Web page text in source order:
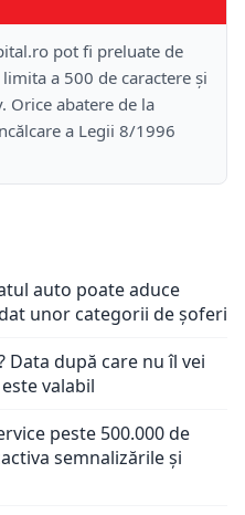
pot fi preluate de
a 500 de caractere și
Orice abatere de la
a Legii 8/1996
auto poate aduce
unor categorii de șoferi
Data după care nu îl vei
valabil
peste 500.000 de
semnalizările și